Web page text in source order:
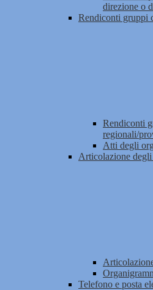
direzione o
Rendiconti gruppi
Rendiconti
regionali/
Atti degli
Articolazione
Telefono e posta